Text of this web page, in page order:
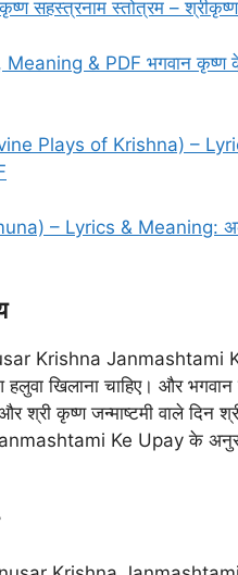
स्तोत्रम – श्रीकृष्ण
& PDF भगवान कृष्ण
Plays of Krishna) –
– Lyrics & Meaning:
Krishna Janmashtami
खिलाना चाहिए। और भगवान
श्री कृष्ण जन्माष्टमी वाले दिन
Ke Upay के